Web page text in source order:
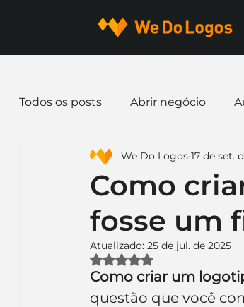
Todos os posts Abrir negócio
Dicas de Marketing Email
Identidade Visual Marca
Ferramentas Mascotes
Como
fosse um
We Do Logos 17 de set.
Atualizado: 25 de jul. de 2025
Avaliado com NaN de 5
Como criar um
questão que você